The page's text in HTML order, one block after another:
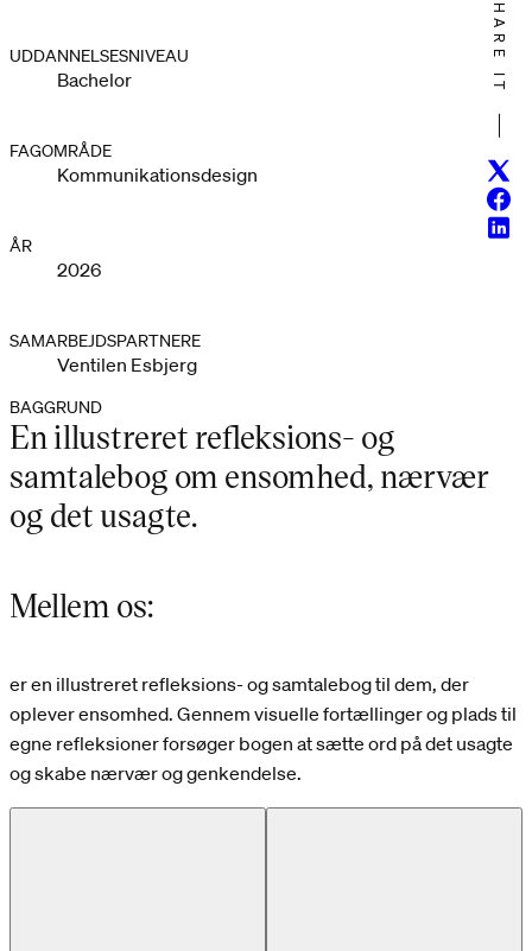
UDDANNELSESNIVEAU
Bachelor
FAGOMRÅDE
Kommunikationsdesign
ÅR
2026
SAMARBEJDSPARTNERE
Ventilen Esbjerg
SHARE IT
BAGGRUND
En illustreret refleksions- og
samtalebog om ensomhed, nærvær
og det usagte.
Mellem os:
er en illustreret refleksions- og samtalebog til dem, der
oplever ensomhed. Gennem visuelle fortællinger og plads til
egne refleksioner forsøger bogen at sætte ord på det usagte
og skabe nærvær og genkendelse.